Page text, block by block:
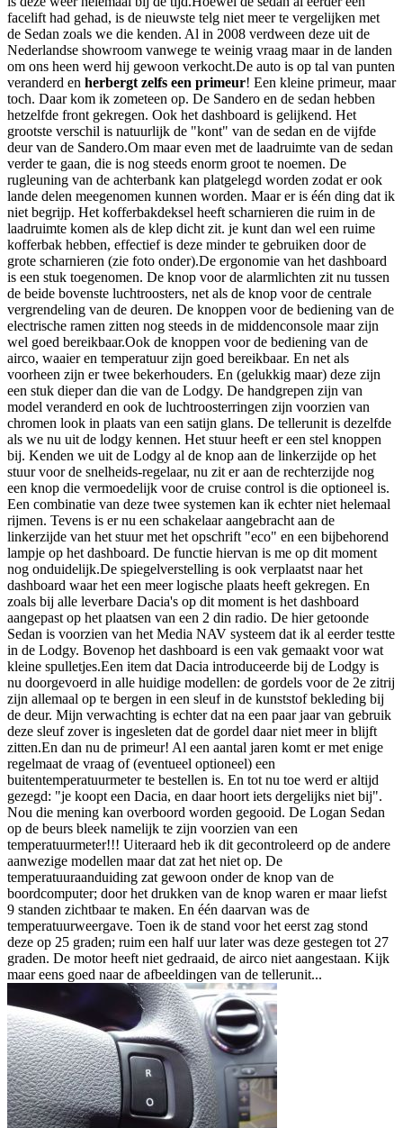
facelift had gehad, is de nieuwste telg niet meer te vergelijken met
de Sedan zoals we die kenden. Al in 2008 verdween deze uit de
Nederlandse showroom vanwege te weinig vraag maar in de landen
om ons heen werd hij gewoon verkocht.De auto is op tal van punten
veranderd en herbergt zelfs een primeur! Een kleine primeur, maar
toch. Daar kom ik zometeen op. De Sandero en de sedan hebben
hetzelfde front gekregen. Ook het dashboard is gelijkend. Het
grootste verschil is natuurlijk de "kont" van de sedan en de vijfde
deur van de Sandero.Om maar even met de laadruimte van de sedan
verder te gaan, die is nog steeds enorm groot te noemen. De
rugleuning van de achterbank kan platgelegd worden zodat er ook
lande delen meegenomen kunnen worden. Maar er is één ding dat ik
niet begrijp. Het kofferbakdeksel heeft scharnieren die ruim in de
laadruimte komen als de klep dicht zit. je kunt dan wel een ruime
kofferbak hebben, effectief is deze minder te gebruiken door de
grote scharnieren (zie foto onder).De ergonomie van het dashboard
is een stuk toegenomen. De knop voor de alarmlichten zit nu tussen
de beide bovenste luchtroosters, net als de knop voor de centrale
vergrendeling van de deuren. De knoppen voor de bediening van de
electrische ramen zitten nog steeds in de middenconsole maar zijn
wel goed bereikbaar.Ook de knoppen voor de bediening van de
airco, waaier en temperatuur zijn goed bereikbaar. En net als
voorheen zijn er twee bekerhouders. En (gelukkig maar) deze zijn
een stuk dieper dan die van de Lodgy. De handgrepen zijn van
model veranderd en ook de luchtroosterringen zijn voorzien van
chromen look in plaats van een satijn glans. De tellerunit is dezelfde
als we nu uit de lodgy kennen. Het stuur heeft er een stel knoppen
bij. Kenden we uit de Lodgy al de knop aan de linkerzijde op het
stuur voor de snelheids-regelaar, nu zit er aan de rechterzijde nog
een knop die vermoedelijk voor de cruise control is die optioneel is.
Een combinatie van deze twee systemen kan ik echter niet helemaal
rijmen. Tevens is er nu een schakelaar aangebracht aan de
linkerzijde van het stuur met het opschrift "eco" en een bijbehorend
lampje op het dashboard. De functie hiervan is me op dit moment
nog onduidelijk.De spiegelverstelling is ook verplaatst naar het
dashboard waar het een meer logische plaats heeft gekregen. En
zoals bij alle leverbare Dacia's op dit moment is het dashboard
aangepast op het plaatsen van een 2 din radio. De hier getoonde
Sedan is voorzien van het Media NAV systeem dat ik al eerder testte
in de Lodgy. Bovenop het dashboard is een vak gemaakt voor wat
kleine spulletjes.Een item dat Dacia introduceerde bij de Lodgy is
nu doorgevoerd in alle huidige modellen: de gordels voor de 2e zitrij
zijn allemaal op te bergen in een sleuf in de kunststof bekleding bij
de deur. Mijn verwachting is echter dat na een paar jaar van gebruik
deze sleuf zover is ingesleten dat de gordel daar niet meer in blijft
zitten.En dan nu de primeur! Al een aantal jaren komt er met enige
regelmaat de vraag of (eventueel optioneel) een
buitentemperatuurmeter te bestellen is. En tot nu toe werd er altijd
gezegd: "je koopt een Dacia, en daar hoort iets dergelijks niet bij".
Nou die mening kan overboord worden gegooid. De Logan Sedan
op de beurs bleek namelijk te zijn voorzien van een
temperatuurmeter!!! Uiteraard heb ik dit gecontroleerd op de andere
aanwezige modellen maar dat zat het niet op. De
temperatuuraanduiding zat gewoon onder de knop van de
boordcomputer; door het drukken van de knop waren er maar liefst
9 standen zichtbaar te maken. En één daarvan was de
temperatuurweergave. Toen ik de stand voor het eerst zag stond
deze op 25 graden; ruim een half uur later was deze gestegen tot 27
graden. De motor heeft niet gedraaid, de airco niet aangestaan. Kijk
maar eens goed naar de afbeeldingen van de tellerunit...